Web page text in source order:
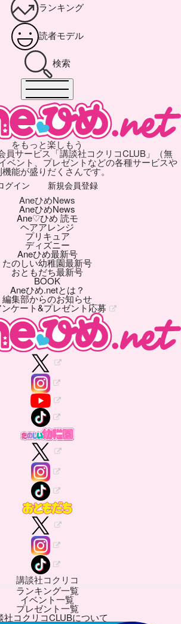
ランキング
読者モデル
検索
をもっと楽しもう
員サービス「講談社コクリコCLUB」（無
ベント、プレゼントなどの各種サービスや
能が盛りだくさんです。
グイン 新規会員登録
AneひめNews
AneひめNews
Ane♡ひめ 読モ
ヘアアレンジ
プリキュア
ディズニー
Aneひめ最新号
たのしい幼稚園最新号
おともだち最新号
BOOK
Aneひめ.netとは？
編集部からのお知らせ
ケート&プレゼント応募
講談社コクリコ
ランキング一覧
イベント一覧
プレゼント一覧
社コクリコCLUBについて